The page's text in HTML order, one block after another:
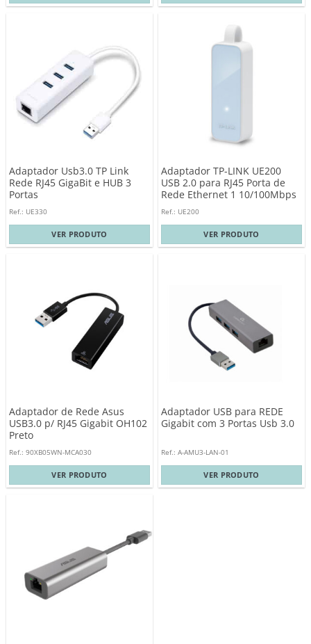
Adaptador Usb3.0 TP Link
Rede RJ45 GigaBit e HUB 3
Portas
Ref.: UE330
VER PRODUTO
Adaptador TP-LINK UE200
USB 2.0 para RJ45 Porta de
Rede Ethernet 1 10/100Mbps
Ref.: UE200
VER PRODUTO
Adaptador de Rede Asus
USB3.0 p/ RJ45 Gigabit OH102
Preto
Ref.: 90XB05WN-MCA030
VER PRODUTO
Adaptador USB para REDE
Gigabit com 3 Portas Usb 3.0
Ref.: A-AMU3-LAN-01
VER PRODUTO